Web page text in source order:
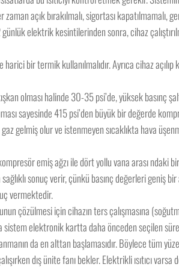
açık bırakılmalı, sigortası kapatılmamalı,
elektrik kesintilerinden sonra, cihaz
harici bir termik kullanılmalıdır. Ayrıca cihaz
olması halinde 30-35 psi’de, yüksek basınç
sayesinde 415 psi’den büyük bir değerde
gelmiş olur ve istenmeyen sıcaklıkta hava
emiş ağzı ile dört yollu vana arası ndaki bir
sonuç verir, çünkü basınç değerleri geniş
vermektedir.
çözülmesi için cihazın ters çalışmasına
sistem elektronik kartta daha önceden seçilen
da en alttan başlamasıdır. Böylece tüm
dış ünite fanı bekler. Elektrikli ısıtıcı